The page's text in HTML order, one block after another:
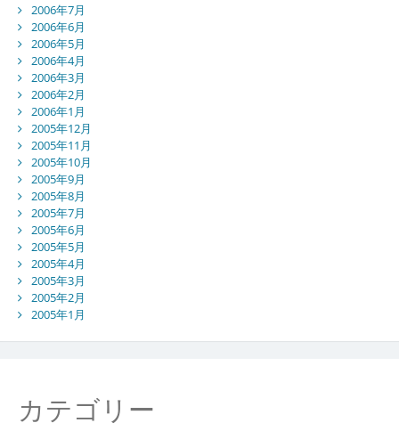
2006年7月
2006年6月
2006年5月
2006年4月
2006年3月
2006年2月
2006年1月
2005年12月
2005年11月
2005年10月
2005年9月
2005年8月
2005年7月
2005年6月
2005年5月
2005年4月
2005年3月
2005年2月
2005年1月
カテゴリー